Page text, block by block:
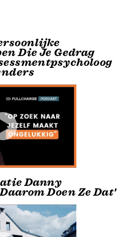
Die Je Gedrag
Danny
Doen Ze Dat'